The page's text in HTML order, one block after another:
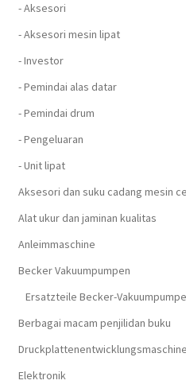
- Aksesori
- Aksesori mesin lipat
- Investor
- Pemindai alas datar
- Pemindai drum
- Pengeluaran
- Unit lipat
Aksesori dan suku cadang mesin
Alat ukur dan jaminan kualitas
Anleimmaschine
Becker Vakuumpumpen
Ersatzteile Becker-
Berbagai macam penjilidan buku
Druckplattenentwicklungsmaschine
Elektronik